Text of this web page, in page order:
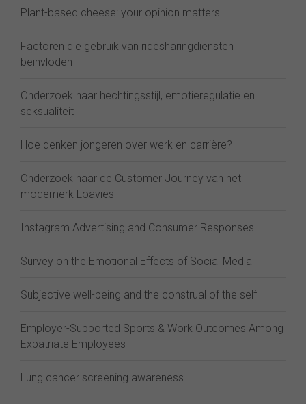
Plant-based cheese: your opinion matters
Factoren die gebruik van ridesharingdiensten
beïnvloden
Onderzoek naar hechtingsstijl, emotieregulatie en
seksualiteit
Hoe denken jongeren over werk en carrière?
Onderzoek naar de Customer Journey van het
modemerk Loavies
Instagram Advertising and Consumer Responses
Survey on the Emotional Effects of Social Media
Subjective well-being and the construal of the self
Employer-Supported Sports & Work Outcomes Among
Expatriate Employees
Lung cancer screening awareness